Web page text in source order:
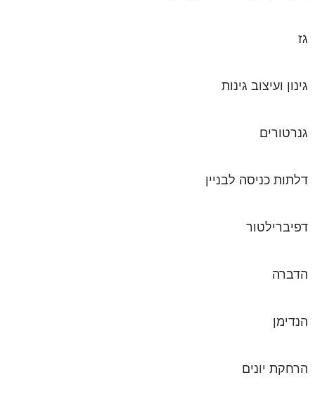
גז
גינון ועיצוב גינות
גנרטורים
דלתות כניסה לבניין
דפיברילטור
הדברה
הנדימן
הרחקת יונים